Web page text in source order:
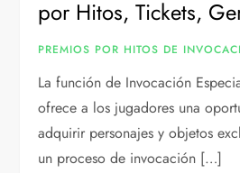
por Hitos, Tickets,
PREMIOS POR HITOS DE
La función de Invocación
ofrece a los jugadores una
adquirir personajes y objetos
un proceso de invocación […]